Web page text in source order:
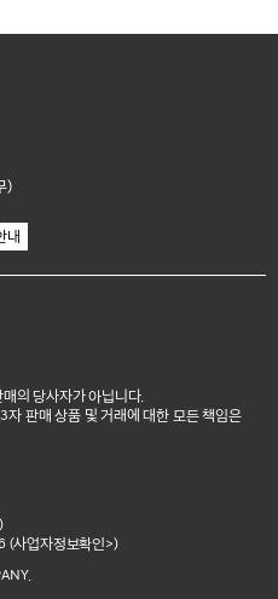
)
내
의 당사자가 아닙니다.
판매 상품 및 거래에 대한 모든 책임은
(사업자정보확인>)